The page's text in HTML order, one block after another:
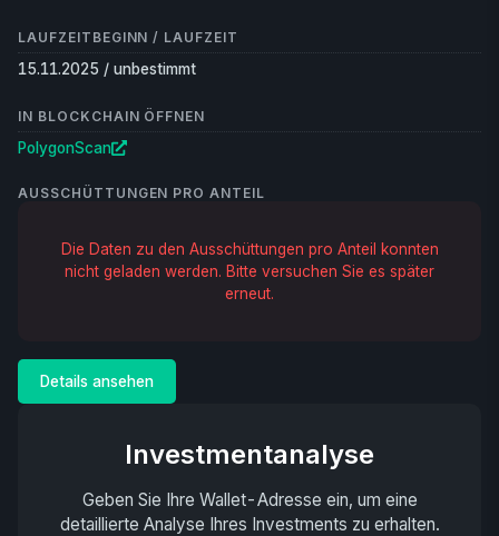
LAUFZEITBEGINN / LAUFZEIT
15.11.2025 / unbestimmt
IN BLOCKCHAIN ÖFFNEN
PolygonScan
AUSSCHÜTTUNGEN PRO ANTEIL
Die Daten zu den Ausschüttungen pro Anteil konnten
nicht geladen werden. Bitte versuchen Sie es später
erneut.
Details ansehen
Investmentanalyse
Geben Sie Ihre Wallet-Adresse ein, um eine
detaillierte Analyse Ihres Investments zu erhalten.